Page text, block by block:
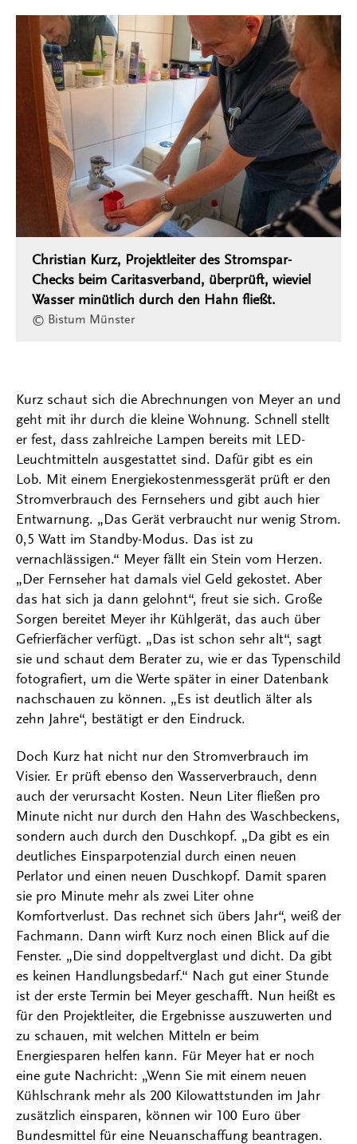
Christian Kurz, Projektleiter des Stromspar-
Checks beim Caritasverband, überprüft, wieviel
Wasser minütlich durch den Hahn fließt.
© Bistum Münster
Kurz schaut sich die Abrechnungen von Meyer an und
geht mit ihr durch die kleine Wohnung. Schnell stellt
er fest, dass zahlreiche Lampen bereits mit LED-
Leuchtmitteln ausgestattet sind. Dafür gibt es ein
Lob. Mit einem Energiekostenmessgerät prüft er den
Stromverbrauch des Fernsehers und gibt auch hier
Entwarnung. „Das Gerät verbraucht nur wenig Strom.
0,5 Watt im Standby-Modus. Das ist zu
vernachlässigen.“ Meyer fällt ein Stein vom Herzen.
„Der Fernseher hat damals viel Geld gekostet. Aber
das hat sich ja dann gelohnt“, freut sie sich. Große
Sorgen bereitet Meyer ihr Kühlgerät, das auch über
Gefrierfächer verfügt. „Das ist schon sehr alt“, sagt
sie und schaut dem Berater zu, wie er das Typenschild
fotografiert, um die Werte später in einer Datenbank
nachschauen zu können. „Es ist deutlich älter als
zehn Jahre“, bestätigt er den Eindruck.
Doch Kurz hat nicht nur den Stromverbrauch im
Visier. Er prüft ebenso den Wasserverbrauch, denn
auch der verursacht Kosten. Neun Liter fließen pro
Minute nicht nur durch den Hahn des Waschbeckens,
sondern auch durch den Duschkopf. „Da gibt es ein
deutliches Einsparpotenzial durch einen neuen
Perlator und einen neuen Duschkopf. Damit sparen
sie pro Minute mehr als zwei Liter ohne
Komfortverlust. Das rechnet sich übers Jahr“, weiß der
Fachmann. Dann wirft Kurz noch einen Blick auf die
Fenster. „Die sind doppeltverglast und dicht. Da gibt
es keinen Handlungsbedarf.“ Nach gut einer Stunde
ist der erste Termin bei Meyer geschafft. Nun heißt es
für den Projektleiter, die Ergebnisse auszuwerten und
zu schauen, mit welchen Mitteln er beim
Energiesparen helfen kann. Für Meyer hat er noch
eine gute Nachricht: „Wenn Sie mit einem neuen
Kühlschrank mehr als 200 Kilowattstunden im Jahr
zusätzlich einsparen, können wir 100 Euro über
Bundesmittel für eine Neuanschaffung beantragen.